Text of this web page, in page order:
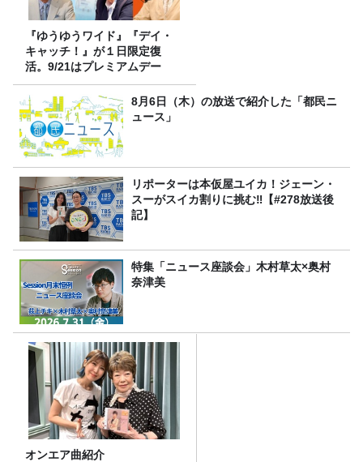
『ゆうゆうワイド』『デイ・
キャッチ！』が１日限定復
活。9/21はプレミアムデー
8月6日（木）の放送で紹介した「都民ニ
ュース」
リポーターは本仮屋ユイカ！ジェーン・
スーがスイカ割りに挑む‼【#278放送後
記】
特集「ニュース座談会」木村草太×奥村
奈津美
オンエア曲紹介